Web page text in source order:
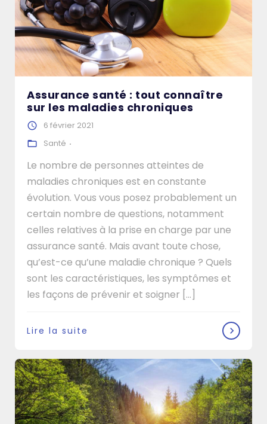
Assurance santé : tout connaître
sur les maladies chroniques
6 février 2021
Santé
Le nombre de personnes atteintes de
maladies chroniques est en constante
évolution. Vous vous posez probablement un
certain nombre de questions, notamment
celles relatives à la prise en charge par une
assurance santé. Mais avant toute chose,
qu’est-ce qu’une maladie chronique ? Quels
sont les caractéristiques, les symptômes et
les façons de prévenir et soigner [...]
Lire la suite